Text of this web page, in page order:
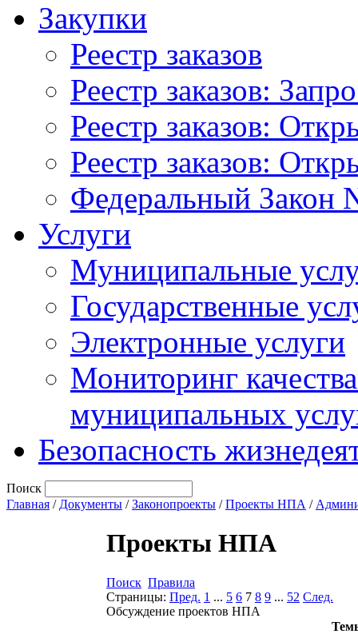
Закупки
Реестр заказов
Реестр заказов:
Реестр заказов:
Реестр заказов:
Федеральный Закон
Услуги
Муниципальные
Государственные
Электронные услуги
Мониторинг
муниципальных
Безопасность
Поиск
Главная / Документы /Законопроекты /Проекты НПА /
Проекты НПА
Поиск Правила
Страницы: Пред. 1 ... 5 6 7 8 9 ... 52 След.
Обсуждение проектов НПА